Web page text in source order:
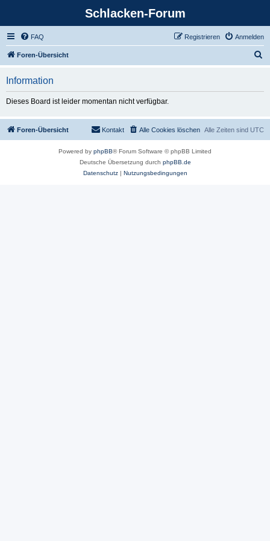
Schlacken-Forum
FAQ Anmelden
Registrieren
Foren-Übersicht
Information
Dieses Board ist leider momentan nicht verfügbar.
Foren-Übersicht Alle Zeiten sind UTC
Alle Cookies löschen
Kontakt
Powered by phpBB® Forum Software © phpBB Limited
Deutsche Übersetzung durch phpBB.de
Datenschutz| Nutzungsbedingungen